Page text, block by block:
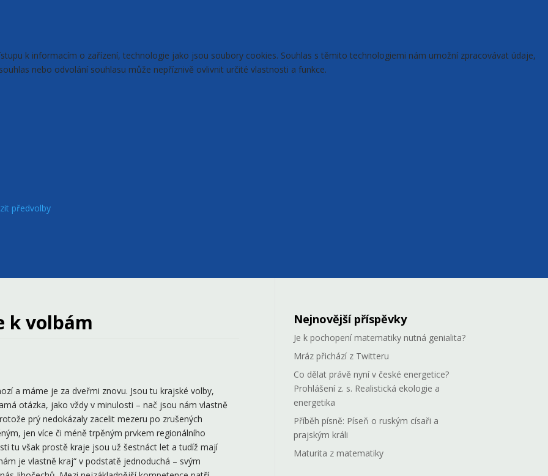
k informacím o zařízení, technologie jako jsou soubory cookies. Souhlas s těmito technologiemi nám umožní zpracovávat údaje,
nebo odvolání souhlasu může nepříznivě ovlivnit určité vlastnosti a funkce.
předvolby
k volbám
a máme je za dveřmi znovu. Jsou tu krajské volby,
otázka, jako vždy v minulosti – nač jsou nám vlastně
prý nedokázaly zacelit mezeru po zrušených
jen více či méně trpěným prvkem regionálního
tu však prostě kraje jsou už šestnáct let a tudíž mají
je vlastně kraj“ v podstatě jednoduchá – svým
Nejnovější příspěvky
Je k pochopení matematiky nutná genialita?
Mráz přichází z Twitteru
Co dělat právě nyní v české energetice?
Prohlášení z. s. Realistická ekologie a
energetika
Příběh písně: Píseň o ruským císaři a
prajským králi
Maturita z matematiky